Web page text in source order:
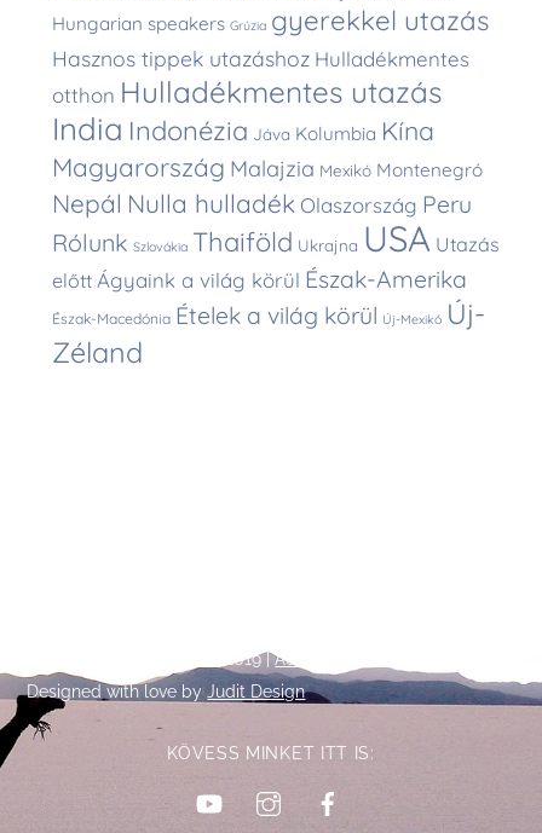
Hungarian speakers Grúzia gyerekkel utazás
Hasznos tippek utazáshoz Hulladékmentes
otthon Hulladékmentes utazás
India Indonézia Jáva Kolumbia Kína
Magyarország Malajzia Mexikó Montenegró
Nepál Nulla hulladék Olaszország Peru
Rólunk Szlovákia Thaiföld Ukrajna USA Utazás
előtt Ágyaink a világ körül Észak-Amerika
Észak-Macedónia Ételek a világ körül Új-Mexikó Új-
Zéland
To
2019 |Adatkezelési tájékoztató
Designed with love byJudit Design
KÖVESS MINKET ITT IS:
YouTubeInstagram